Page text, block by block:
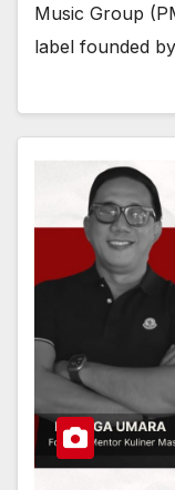
Music Group
label founded